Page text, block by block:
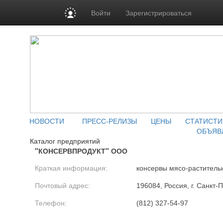
Войти Зарегистрироваться
НОВОСТИ ПРЕСС-РЕЛИЗЫ ЦЕНЫ
Каталог предприятий
"КОНСЕРВПРОДУКТ" ООО
Краткая информация: консервы мясо-
Почтовый адрес: 196084, Россия, г. Санкт-
Телефон: (812) 327-54-97